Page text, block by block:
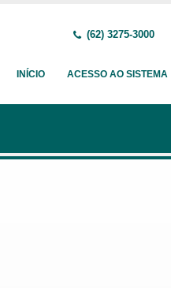
(62) 3275-3000
INÍCIO ACESSO AO SISTEMA